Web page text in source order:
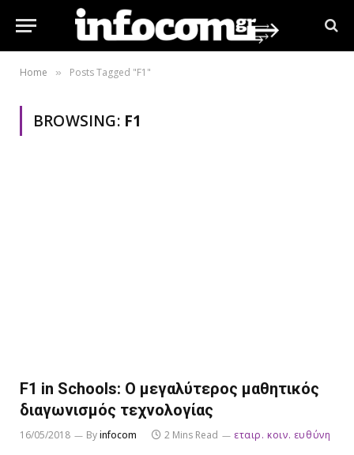
Home » Posts Tagged "F1"
BROWSING: F1
F1 in Schools: Ο μεγαλύτερος μαθητικός
διαγωνισμός τεχνολογίας
16/05/2018 Byinfocom 2 Mins Read εταιρ. κοιν. ευθύνη